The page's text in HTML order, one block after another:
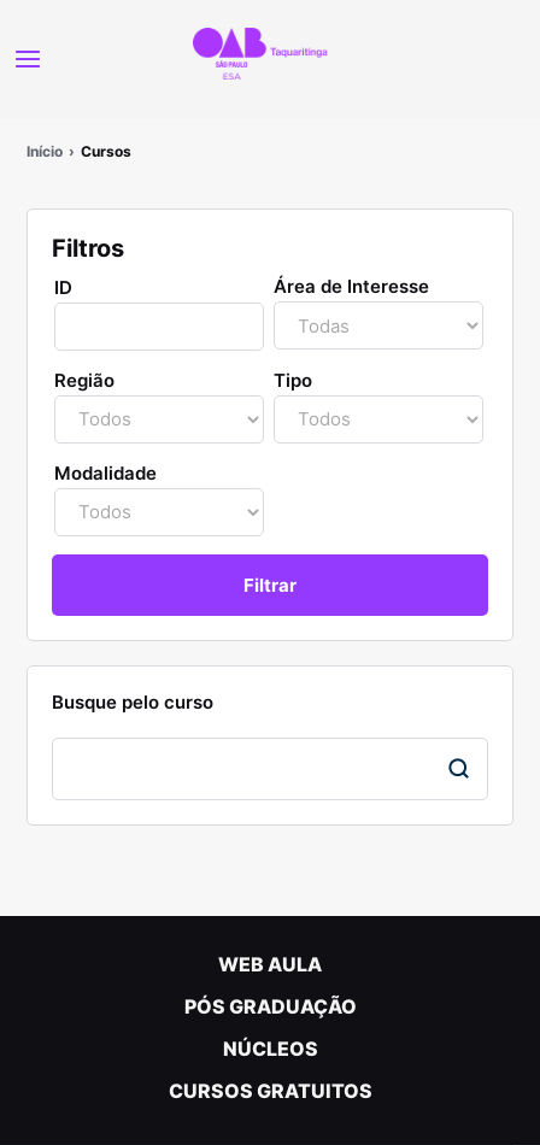
Início Cursos
Filtros
ID Área de Interesse
Região Tipo
Modalidade
Busque pelo curso
WEB AULA
PÓS GRADUAÇÃO
NÚCLEOS
CURSOS GRATUITOS